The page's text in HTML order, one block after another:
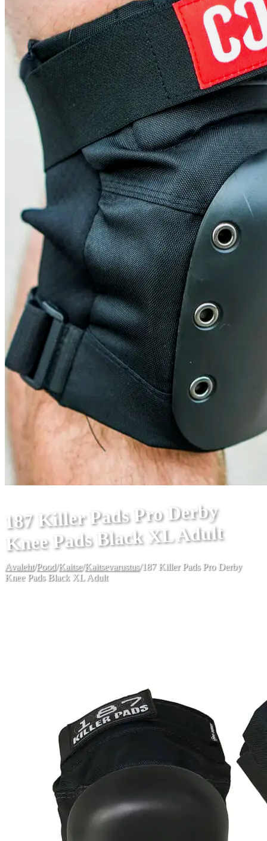
187 Killer Pads Pro Derby
Knee Pads Black XL Adult
Avaleht/Pood/Kaitse/Kaitsevarustus/187 Killer Pads Pro Derby
Knee Pads Black XL Adult